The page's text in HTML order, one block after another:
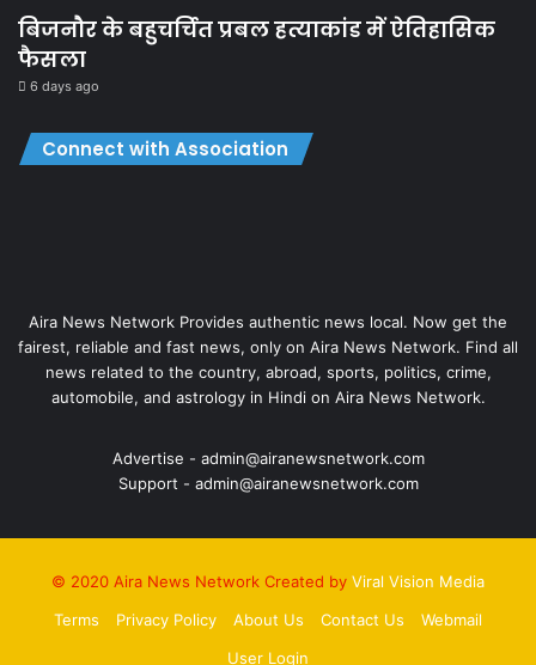
बिजनौर के बहुचर्चित प्रबल हत्याकांड में ऐतिहासिक
फैसला
6 days ago
Connect with Association
Aira News Network Provides authentic news local. Now get the
fairest, reliable and fast news, only on Aira News Network. Find all
news related to the country, abroad, sports, politics, crime,
automobile, and astrology in Hindi on Aira News Network.
Advertise - admin@airanewsnetwork.com
Support - admin@airanewsnetwork.com
© 2020 Aira News Network Created by Viral Vision Media
Terms
Privacy Policy About Us Contact Us
Webmail
User Login